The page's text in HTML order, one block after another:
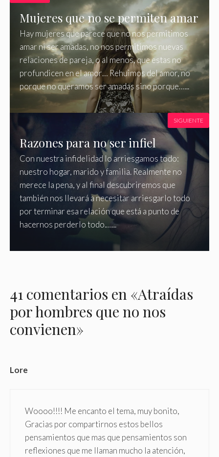
Mujeres que no se permiten amar
Hay mujeres que parece que no nos permitimos
amar ni ser amadas, no nos permitimos nuevas
relaciones de pareja, o al menos, que estas no
profundicen en el amor… Rehuimos del amor, no
porque no queramos ser amadas sino porque…...
Razones para no ser infiel
Con nuestra infidelidad lo arriesgamos todo:
nuestro hogar, marido y familia. Realmente no
merece la pena, y al final descubriremos que
también nos llevará a necesitar arriesgarlo todo
por terminar esa relación que está a punto de
hacernos perderlo todo.…...
SIGUIENTE
41 comentarios en «Atraídas
por hombres que no nos
convienen»
Lore
Woooo!!!! Me encanto el tema, muy bonito,
Gracias por compartirnos estos bellos
pensamientos que mas que pensamientos son
reflexiones que me llaman mucho la atención,